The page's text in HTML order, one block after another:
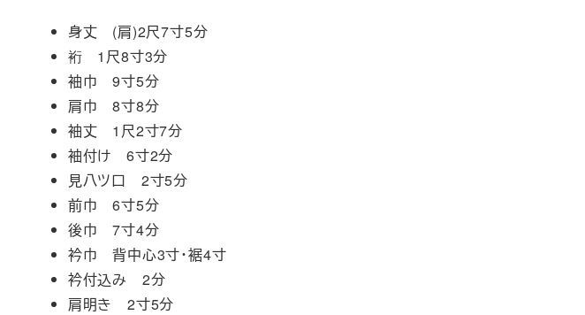
身丈 (肩)2尺7寸5分
裄 1尺8寸3分
袖巾 9寸5分
肩巾 8寸8分
袖丈 1尺2寸7分
袖付け 6寸2分
見八ツ口 2寸5分
前巾 6寸5分
後巾 7寸4分
衿巾 背中心3寸・裾4寸
衿付込み 2分
肩明き 2寸5分